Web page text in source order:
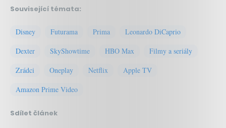
Související témata:
Disney Futurama Prima
Leonardo DiCaprio
Dexter
SkyShowtime HBO Max
Filmy a seriály
Zrádci
Oneplay Netflix
Apple TV
Amazon Prime Video
Sdílet článek